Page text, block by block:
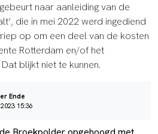
naar aanleiding van de
die in mei 2022 werd ingediend
op om een deel van de kosten
Rotterdam en/of het
blijkt niet te kunnen.
Ende
15:36